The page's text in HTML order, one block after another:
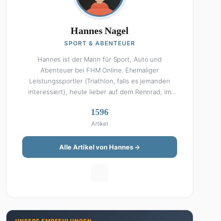
Hannes Nagel
SPORT & ABENTEUER
Hannes ist der Mann für Sport, Auto und
Abenteuer bei FHM Online. Ehemaliger
Leistungssportler (Triathlon, falls es jemanden
interessiert), heute lieber auf dem Rennrad, im
Wissen über Sport ist enzyklopädisch: Egal ob
Bundesliga-Analyse, Formel 1, UFC oder Olympia –
Hannes liefert fundierte Einschätzungen mit der
Leidenschaft eines echten Fans. Aber Sport ist
nur die halbe Miete: Hannes ist auch unser Auto-
Seite. Wenn Hannes mal nicht über Sport oder
1596
Artikel
Alle Artikel von Hannes →